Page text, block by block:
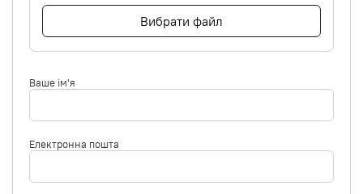
Вибрати файл
Ваше ім'я
Електронна пошта